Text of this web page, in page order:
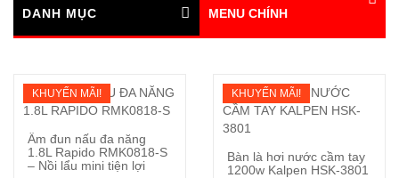
DANH MỤC MENU CHÍNH
KHUYẾN MÃI!
Ấm đun nấu đa năng
1.8L Rapido RMK0818-S
– Nồi lẩu mini tiện lợi
KHUYẾN MÃI!
Bàn là hơi nước cầm tay
1200w Kalpen HSK-3801